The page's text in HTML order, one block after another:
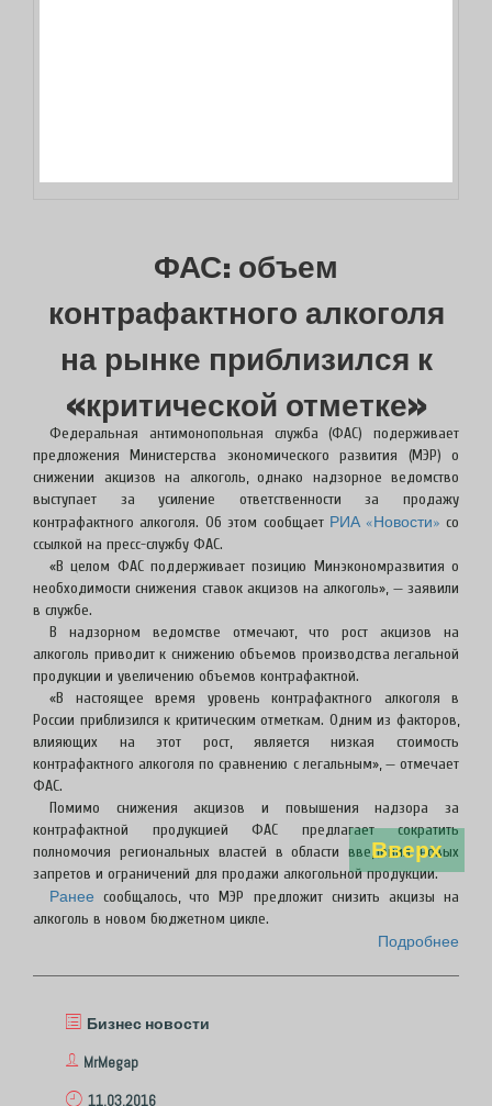
Вверх
ФАС: объем
контрафактного алкоголя
на рынке приблизился к
«критической отметке»
Федеральная антимонопольная служба (ФАС) подерживает
предложения Министерства экономического развития (МЭР) о
снижении акцизов на алкоголь, однако надзорное ведомство
выступает за усиление ответственности за продажу
контрафактного алкоголя. Об этом сообщает РИА «Новости» со
ссылкой на пресс-службу ФАС.
«В целом ФАС поддерживает позицию Минэкономразвития о
необходимости снижения ставок акцизов на алкоголь», — заявили
в службе.
В надзорном ведомстве отмечают, что рост акцизов на
алкоголь приводит к снижению объемов производства легальной
продукции и увеличению объемов контрафактной.
«В настоящее время уровень контрафактного алкоголя в
России приблизился к критическим отметкам. Одним из факторов,
влияющих на этот рост, является низкая стоимость
контрафактного алкоголя по сравнению с легальным», — отмечает
ФАС.
Помимо снижения акцизов и повышения надзора за
контрафактной продукцией ФАС предлагает сократить
полномочия региональных властей в области введения новых
запретов и ограничений для продажи алкогольной продукции.
Ранее сообщалось, что МЭР предложит снизить акцизы на
алкоголь в новом бюджетном цикле.
Подробнее
Бизнес новости
MrMegap
11.03.2016